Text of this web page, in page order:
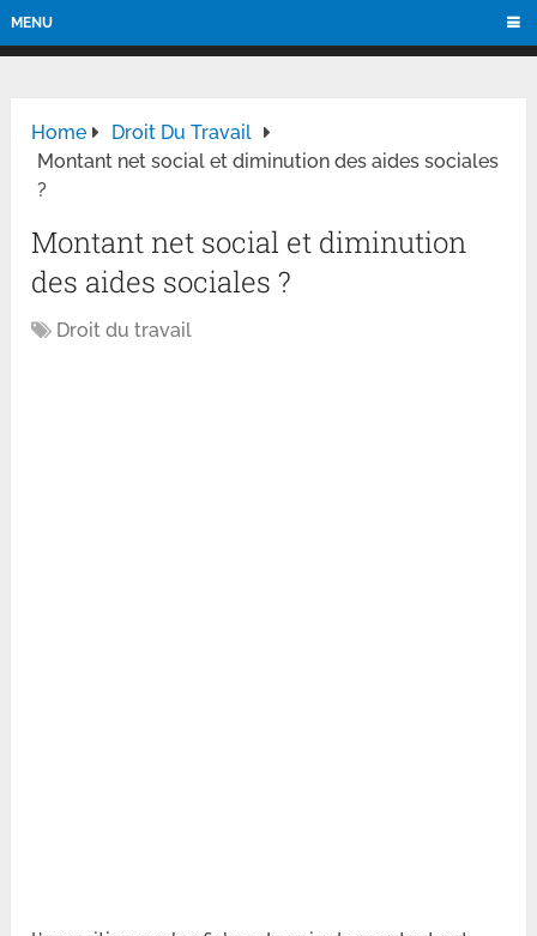
MENU
Home
Droit Du Travail
Montant net social et diminution des aides sociales
?
Montant net social et diminution
des aides sociales ?
Droit du travail